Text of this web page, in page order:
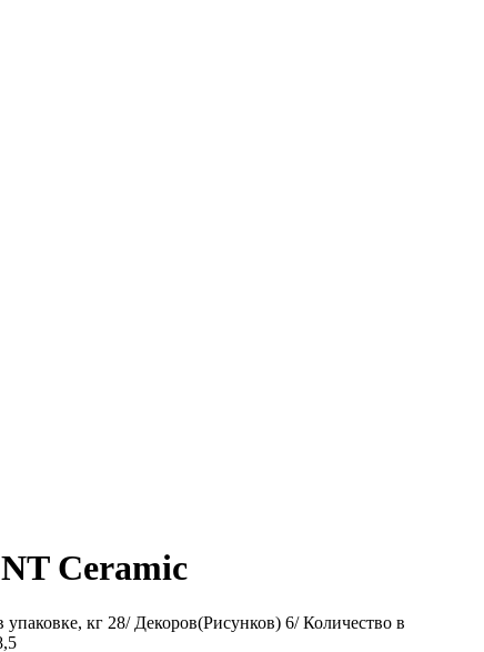
Ceramic
кг 28/ Декоров(Рисунков) 6/ Количество в